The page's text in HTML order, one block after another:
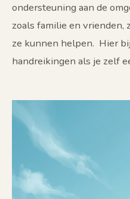
ondersteuning aan de
zoals familie en vrienden,
ze kunnen helpen. Hier
handreikingen als je zelf